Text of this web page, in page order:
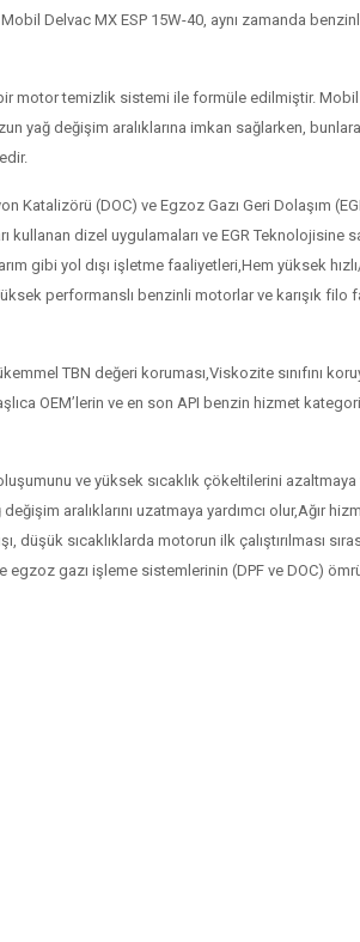
Delvac MX ESP 15W-40, aynı zamanda
temizlik sistemi ile formüle edilmiştir. Mobil
yağ değişim aralıklarına imkan sağlarken,
Katalizörü (DOC) ve Egzoz Gazı Geri Dolaşım
dizel uygulamaları ve EGR Teknolojisine
gibi yol dışı işletme faaliyetleri,Hem yüksek
performanslı benzinli motorlar ve karışık
TBN değeri koruması,Viskozite sınıfını
OEM’lerin ve en son API benzin hizmet
ve yüksek sıcaklık çökeltilerini azaltmaya
aralıklarını uzatmaya yardımcı olur,Ağır
sıcaklıklarda motorun ilk çalıştırılması
egzoz gazı işleme sistemlerinin (DPF ve DOC)